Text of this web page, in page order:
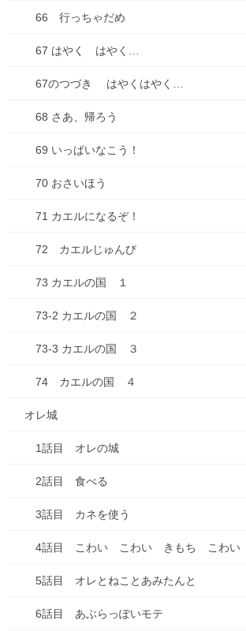
カテゴリー
ADHD
物忘れ
遅刻
お出かけ
お知らせ
どうでもいい話
ダイエット
失敗談
好きな・・・
子育て・子ども
家事
思考
料理
未分類
66 行っちゃだめ
67 はやく はやく…
67のつづき はやくはやく…
68 さあ、帰ろう
69 いっぱいなこう！
70 おさいほう
71 カエルになるぞ！
72 カエルじゅんび
73 カエルの国 １
73-2 カエルの国 ２
73-3 カエルの国 ３
74 カエルの国 ４
オレ城
1話目 オレの城
2話目 食べる
3話目 カネを使う
4話目 こわい こわい きもち こわい
5話目 オレとねことあみたんと
6話目 あぶらっぽいモテ